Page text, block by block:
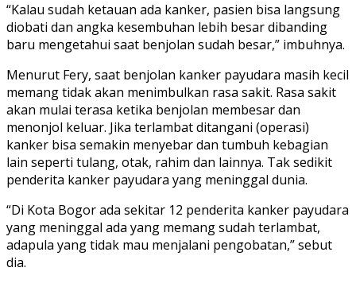
“Kalau sudah ketauan ada kanker, pasien bisa langsung
diobati dan angka kesembuhan lebih besar dibanding
baru mengetahui saat benjolan sudah besar,” imbuhnya.
Menurut Fery, saat benjolan kanker payudara masih kecil
memang tidak akan menimbulkan rasa sakit. Rasa sakit
akan mulai terasa ketika benjolan membesar dan
menonjol keluar. Jika terlambat ditangani (operasi)
kanker bisa semakin menyebar dan tumbuh kebagian
lain seperti tulang, otak, rahim dan lainnya. Tak sedikit
penderita kanker payudara yang meninggal dunia.
“Di Kota Bogor ada sekitar 12 penderita kanker payudara
yang meninggal ada yang memang sudah terlambat,
adapula yang tidak mau menjalani pengobatan,” sebut
dia.